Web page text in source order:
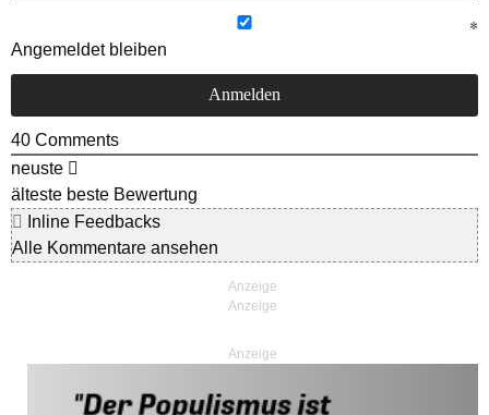
Angemeldet bleiben
40 Comments
neuste
älteste beste Bewertung
Inline Feedbacks
Alle Kommentare ansehen
Anzeige